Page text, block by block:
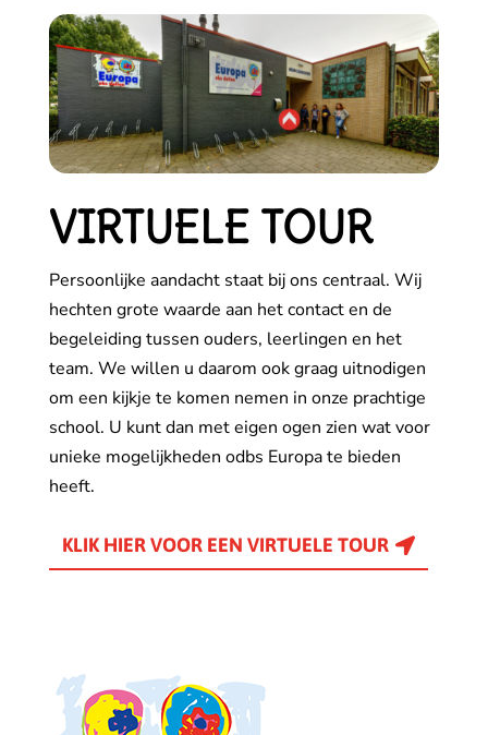
VIRTUELE TOUR
Persoonlijke aandacht staat bij ons centraal. Wij
hechten grote waarde aan het contact en de
begeleiding tussen ouders, leerlingen en het
team. We willen u daarom ook graag uitnodigen
om een kijkje te komen nemen in onze prachtige
school. U kunt dan met eigen ogen zien wat voor
unieke mogelijkheden odbs Europa te bieden
heeft.
KLIK HIER VOOR EEN VIRTUELE TOUR